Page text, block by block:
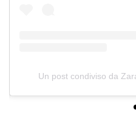
Un post condiviso da